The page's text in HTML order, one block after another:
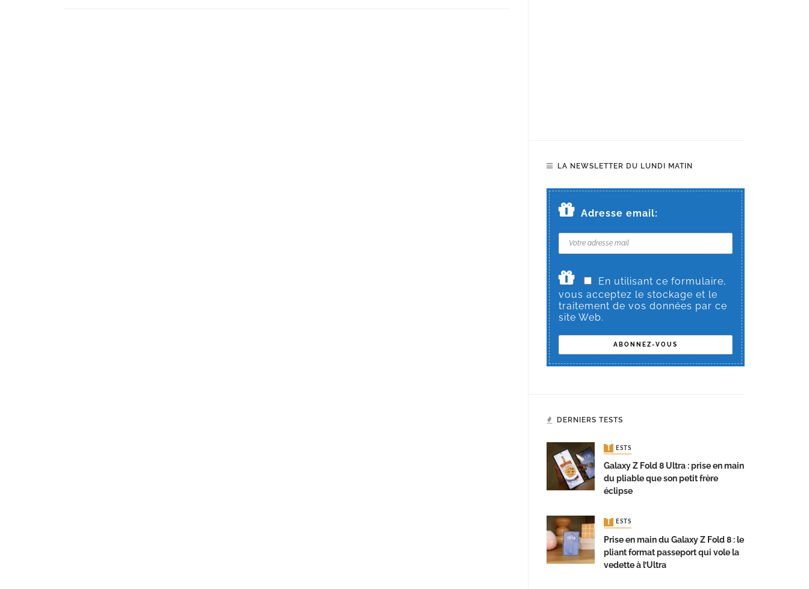
LA NEWSLETTER DU LUNDI MATIN
Adresse email:
En utilisant ce formulaire,
vous acceptez le stockage et le
traitement de vos données par ce
site Web.
DERNIERS TESTS
TESTS
Galaxy Z Fold 8 Ultra : prise en main
du pliable que son petit frère
éclipse
TESTS
Prise en main du Galaxy Z Fold 8 : le
pliant format passeport qui vole la
vedette à l’Ultra